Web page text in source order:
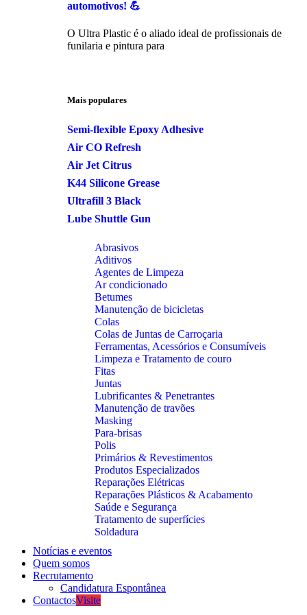
automotivos! 💪
O Ultra Plastic é o aliado ideal de profissionais de
funilaria e pintura para
Mais populares
Semi-flexible Epoxy Adhesive
Air CO Refresh
Air Jet Citrus
K44 Silicone Grease
Ultrafill 3 Black
Lube Shuttle Gun
Abrasivos
Aditivos
Agentes de Limpeza
Ar condicionado
Betumes
Manutenção de bicicletas
Colas
Colas de Juntas de Carroçaria
Ferramentas, Acessórios e Consumíveis
Limpeza e Tratamento de couro
Fitas
Juntas
Lubrificantes & Penetrantes
Manutenção de travões
Masking
Para-brisas
Polis
Primários & Revestimentos
Produtos Especializados
Reparações Elétricas
Reparações Plásticos & Acabamento
Saúde e Segurança
Tratamento de superfícies
Soldadura
Notícias e eventos
Quem somos
Recrutamento
Candidatura Espontânea
ContactosVisite